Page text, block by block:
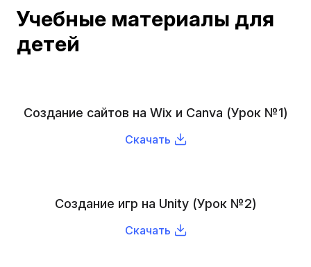
Учебные материалы для
детей
Создание сайтов на Wix и Canva (Урок №1)
Скачать
Создание игр на Unity (Урок №2)
Скачать